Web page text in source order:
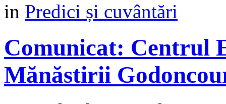
in Predici și cuvântări
Comunicat: Centrul
Mănăstirii